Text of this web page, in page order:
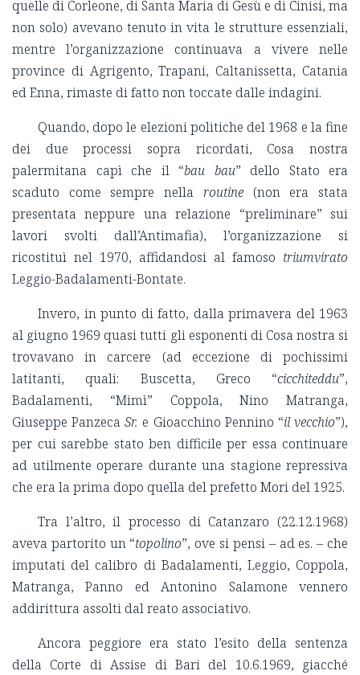
quelle di Corleone, di Santa Maria di Gesù e di Cinisi, ma
non solo) avevano tenuto in vita le strutture essenziali,
mentre l’organizzazione continuava a vivere nelle
province di Agrigento, Trapani, Caltanissetta, Catania
ed Enna, rimaste di fatto non toccate dalle indagini.
Quando, dopo le elezioni politiche del 1968 e la fine
dei due processi sopra ricordati, Cosa nostra
palermitana capì che il “bau bau” dello Stato era
scaduto come sempre nella routine(non era stata
presentata neppure una relazione “preliminare” sui
lavori svolti dall’Antimafia), l’organizzazione si
ricostituì nel 1970, affidandosi al famoso triumvirato
Leggio-Badalamenti-Bontate.
Invero, in punto di fatto, dalla primavera del 1963
al giugno 1969 quasi tutti gli esponenti di Cosa nostra si
trovavano in carcere (ad eccezione di pochissimi
latitanti, quali: Buscetta, Greco “cicchiteddu”,
Badalamenti, “Mimì” Coppola, Nino Matranga,
Giuseppe PanzecaSr. e Gioacchino Pennino “il vecchio”),
per cui sarebbe stato ben difficile per essa continuare
ad utilmente operare durante una stagione repressiva
che era la prima dopo quella del prefetto Mori del 1925.
Tra l’altro, il processo di Catanzaro (22.12.1968)
aveva partorito un “topolino”, ove si pensi – ad es. – che
imputati del calibro di Badalamenti, Leggio, Coppola,
Matranga, Panno ed Antonino Salamone vennero
addirittura assolti dal reato associativo.
Ancora peggiore era stato l’esito della sentenza
della Corte di Assise di Bari del 10.6.1969, giacché